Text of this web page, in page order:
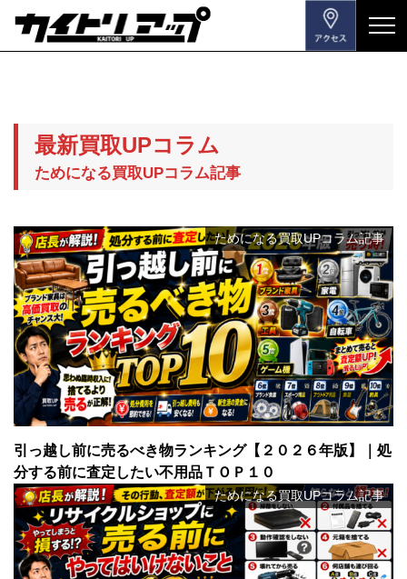
メ
ニ
最新買取UPコラム
ためになる買取UPコラム記事
ためになる買取UPコラム記事
引っ越し前に売るべき物ランキング【２０２６年版】｜処
分する前に査定したい不用品ＴＯＰ１０
ためになる買取UPコラム記事